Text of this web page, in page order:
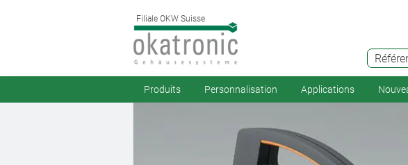
Filiale OKW Suisse
Produits Personnalisation Applications